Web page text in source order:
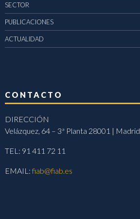
SECTOR
PUBLICACIONES
ACTUALIDAD
CONTACTO
DIRECCIÓN
Velázquez, 64 – 3ª Planta 28001 | Madrid
TEL: 91 411 72 11
EMAIL:fiab@fiab.es